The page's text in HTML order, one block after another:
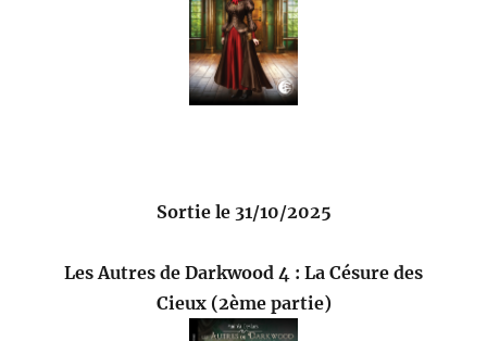
Sortie le 31/10/2025
Les Autres de Darkwood 4 : La Césure des
Cieux (2ème partie)